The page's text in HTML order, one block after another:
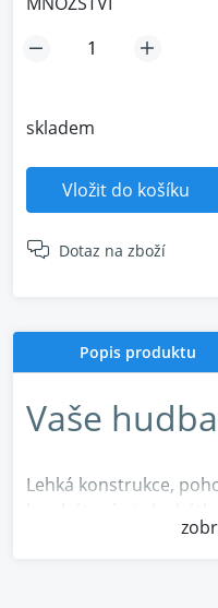
skladem
Vložit do košíku
Dotaz na zboží
Popis produktu
Vaše
Lehká konstrukce,
hluku JBL Tune